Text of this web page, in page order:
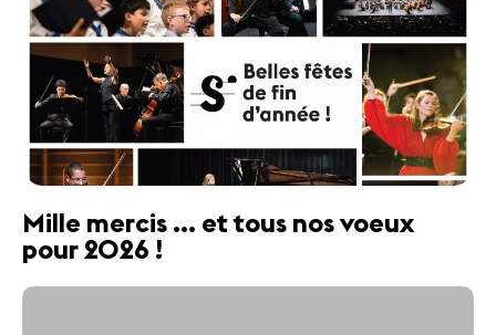
Mille mercis ... et tous nos voeux
pour 2026 !